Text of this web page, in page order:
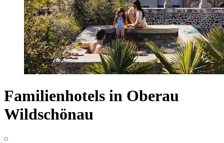
Familienhotels in Oberau
Wildschönau